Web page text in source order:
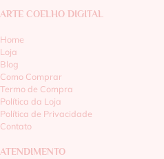
ARTE COELHO DIGITAL
Home
Loja
Blog
Como Comprar
Termo de Compra
Política da Loja
Política de Privacidade
Contato
ATENDIMENTO